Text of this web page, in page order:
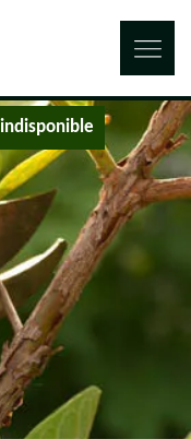
indisponible